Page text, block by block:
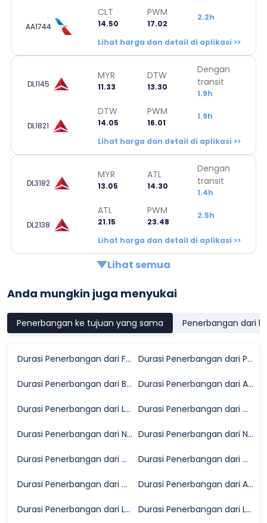
AA1744
CLT
14.50
PWM
17.02
2.2h
Lihat harga dan detail di aplikasi >>
DL1145
MYR
11.33
DTW
13.30
Dengan
transit
1.9h
DL1821
DTW
14.05
PWM
16.01
1.9h
Lihat harga dan detail di aplikasi >>
DL3182
MYR
13.05
ATL
14.30
Dengan
transit
1.4h
DL2138
ATL
21.15
PWM
23.48
2.5h
Lihat harga dan detail di aplikasi >>
Lihat semua
Anda mungkin juga menyukai
Penerbangan ke tujuan yang sama Penerbangan dari
Durasi Penerbangan dari Fort Myers ke Portland Durasi Penerbangan dari Phoenix ke Portland
Durasi Penerbangan dari Billings ke Portland Durasi Penerbangan dari Atlanta ke Portland
Durasi Penerbangan dari Louisville ke Portland Durasi Penerbangan dari Cincinnati ke Portland
Durasi Penerbangan dari Nashville ke Portland Durasi Penerbangan dari New York ke Portland
Durasi Penerbangan dari Orlando ke Portland Durasi Penerbangan dari Minneapolis ke Portland
Durasi Penerbangan dari Chicago ke Portland Durasi Penerbangan dari Albuquerque ke Portland
Durasi Penerbangan dari Las Vegas ke Portland Durasi Penerbangan dari Los Angeles ke Portland